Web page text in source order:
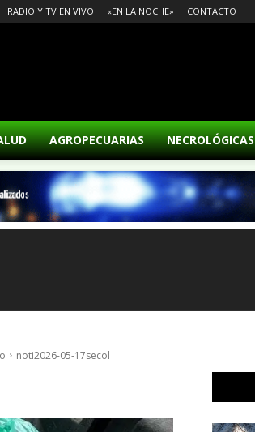
RADIO Y TV EN VIVO «EN LA NOCHE» CONTACTO
AGROPECUARIAS NECROLÓGICAS
noti2026-05-17secol